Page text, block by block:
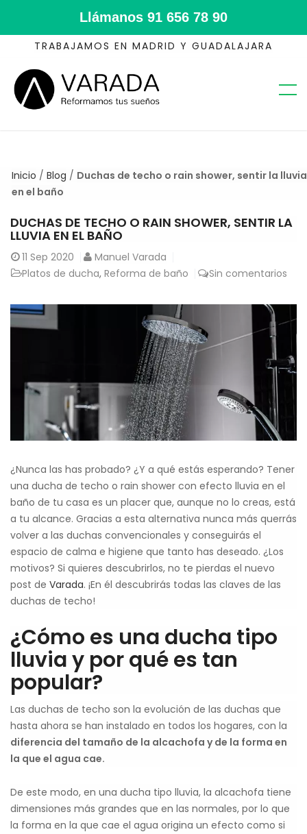
Llámanos 91 656 78 90
TRABAJAMOS EN MADRID Y GUADALAJARA
Inicio / Blog / Duchas de techo o rain shower, sentir la lluvia
en el baño
DUCHAS DE TECHO O RAIN SHOWER, SENTIR LA
LLUVIA EN EL BAÑO
11 Sep 2020
Manuel Varada
Platos de ducha, Reforma de baño Sin comentarios
¿Nunca las has probado? ¿Y a qué estás esperando? Tener
una ducha de techo o rain shower con efecto lluvia en el
baño de tu casa es un placer que, aunque no lo creas, está
a tu alcance. Gracias a esta alternativa nunca más querrás
volver a las duchas convencionales y conseguirás el
espacio de calma e higiene que tanto has deseado. ¿Los
motivos? Si quieres descubrirlos, no te pierdas el nuevo
post de Varada. ¡En él descubrirás todas las claves de las
duchas de techo!
¿Cómo es una ducha tipo
lluvia y por qué es tan
popular?
Las duchas de techo son la evolución de las duchas que
hasta ahora se han instalado en todos los hogares, con la
diferencia del tamaño de la alcachofa y de la forma en
la que el agua cae.
De este modo, en una ducha tipo lluvia, la alcachofa tiene
dimensiones más grandes que en las normales, por lo que
la forma en la que cae el agua origina un efecto como si